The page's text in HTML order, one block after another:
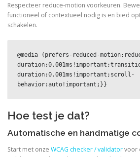
Respecteer reduce-motion voorkeuren.
functioneel of contextueel nodig is en bied
schakelen.
@media (prefers-reduced-
duration:0.001ms!important;scroll-
behavior:auto!important;}}
Hoe test je dat?
Automatische en handmatige
Start met onze WCAG checker / validatorvoor